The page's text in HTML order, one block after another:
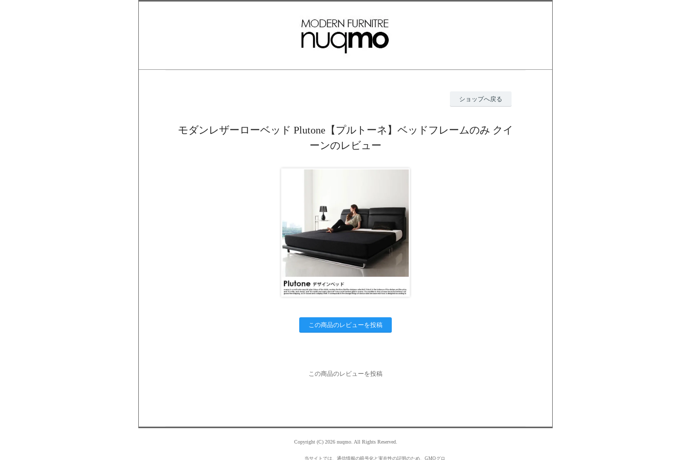
ショップへ戻る
モダンレザーローベッド Plutone【プルトーネ】ベッドフレームのみ クイ
ーンのレビュー
この商品のレビューを投稿
この商品のレビューを投稿
Copyright (C) 2026 nuqmo. All Rights Reserved.
当サイトでは、通信情報の暗号化と実在性の証明のため、GMOグロ